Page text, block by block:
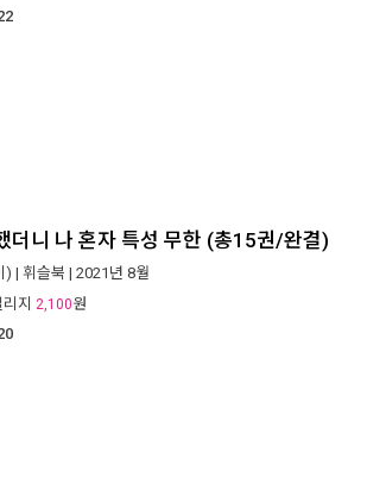
더니 나 혼자 특성 무한 (총15권/완결)
) | 휘슬북 | 2021년 8월
지 2,100원